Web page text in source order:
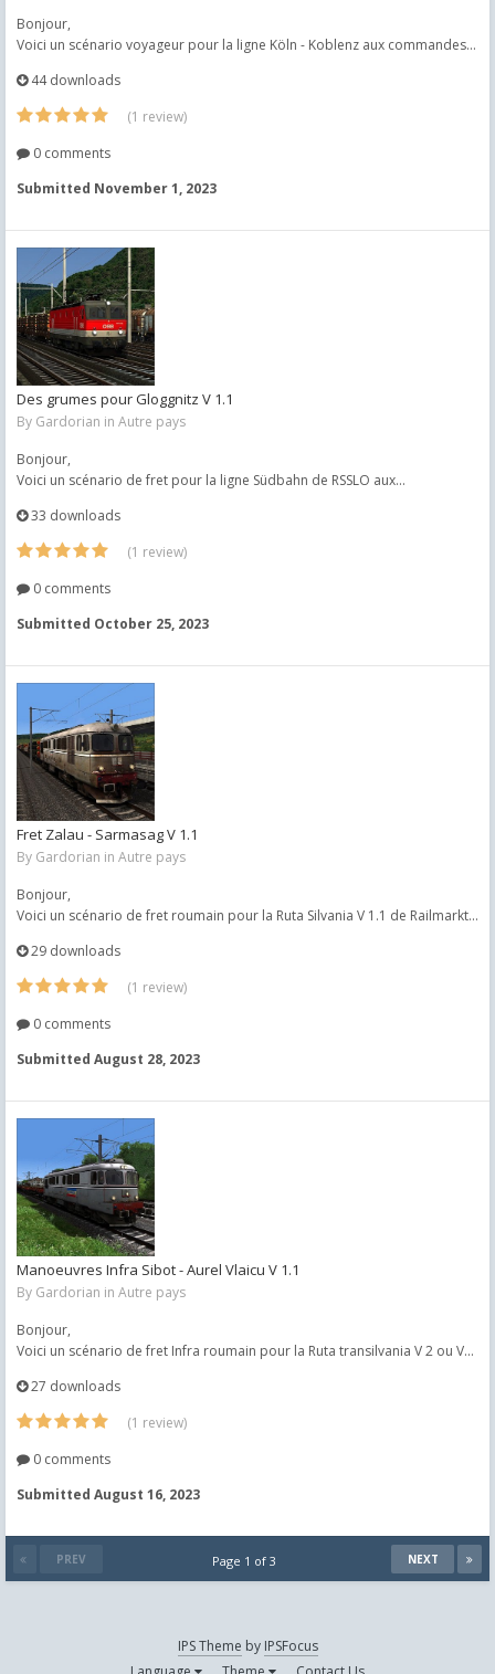
Bonjour,
Voici un scénario voyageur pour la ligne Köln - Koblenz aux commandes...
44 downloads
(1 review)
0 comments
Submitted November 1, 2023
Des grumes pour Gloggnitz V 1.1
By Gardorian in Autre pays
Bonjour,
Voici un scénario de fret pour la ligne Südbahn de RSSLO aux...
33 downloads
(1 review)
0 comments
Submitted October 25, 2023
Fret Zalau - Sarmasag V 1.1
By Gardorian in Autre pays
Bonjour,
Voici un scénario de fret roumain pour la Ruta Silvania V 1.1 de Railmarkt...
29 downloads
(1 review)
0 comments
Submitted August 28, 2023
Manoeuvres Infra Sibot - Aurel Vlaicu V 1.1
By Gardorian in Autre pays
Bonjour,
Voici un scénario de fret Infra roumain pour la Ruta transilvania V 2 ou V...
27 downloads
(1 review)
0 comments
Submitted August 16, 2023
PREV NEXT
Page 1 of 3
IPS Theme by IPSFocus